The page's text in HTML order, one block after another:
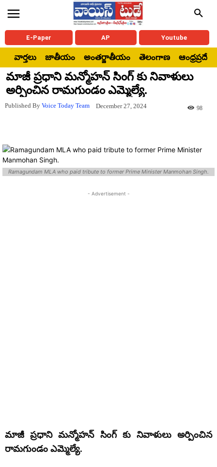
E-Paper AP Youtube
వార్తలు జాతీయం అంతర్జాతీయం తెలంగాణ ఆంధ్రప్రదేశ్
మాజీ ప్రధాని మన్మోహన్ సింగ్ కు నివాళులు
అర్పించిన రామగుండం ఎమ్మెల్యే.
Published By Voice Today Team December 27, 2024 98
Ramagundam MLA who paid tribute to former Prime Minister Manmohan Singh.
- Advertisement -
మాజీ ప్రధాని మన్మోహన్ సింగ్ కు నివాళులు అర్పించిన
రామగుండం ఎమ్మెల్యే.